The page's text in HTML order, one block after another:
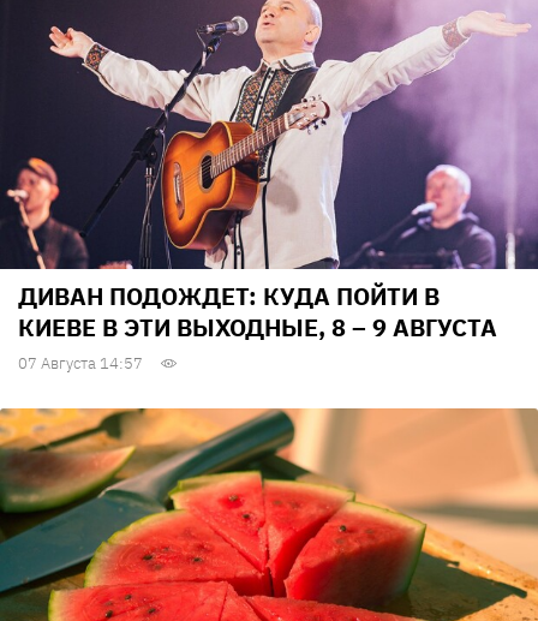
ДИВАН ПОДОЖДЕТ: КУДА ПОЙТИ В
КИЕВЕ В ЭТИ ВЫХОДНЫЕ, 8 – 9 АВГУСТА
07 Августа 14:57